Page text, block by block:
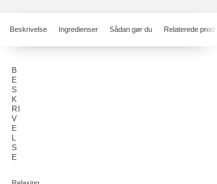
Beskrivelse Ingredienser Sådan gør du Relaterede
B
E
S
K
RI
V
E
L
S
E